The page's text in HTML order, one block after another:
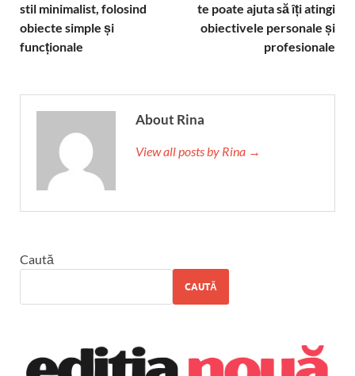
stil minimalist, folosind
obiecte simple și
funcționale
te poate ajuta să îți atingi
obiectivele personale și
profesionale
About Rina
View all posts by Rina →
Caută
CAUTĂ